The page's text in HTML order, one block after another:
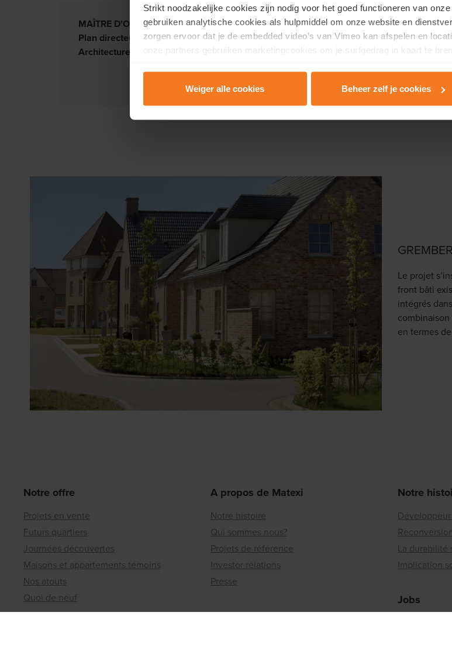
Strikt noodzakelijke cookies zijn nodig voor het goed functioneren van
gebruiken analytische cookies als hulpmiddel om onze website en
zorgen ervoor dat je de embedded video’s van Vimeo kan afspelen en
onze partners gebruiken marketingcookies om je surfgedrag in kaart te
Lees er meer over in onzePrivacy & Cookie Policy.
Weiger alle cookies Beheer zelf je cookies
MAÎTRE D'OUVRAGE :Matexi
Plan directeur :
Matexi
Architecture :
K. Bauters, G. Vanhove en G. Vollens
LIEU:Oude
TIMING:
Le projet
front bâti
intégrés
en termes
Notre offre
Projets en vente
Futurs quartiers
Journées découvertes
Maisons et appartements témoins
Nos atouts
Quoi de neuf
A propos de Matexi
Notre histoire
Qui sommes nous?
Projets de référence
Investor relations
Presse
Contact
Notre
La durabilité
Implication
Jobs